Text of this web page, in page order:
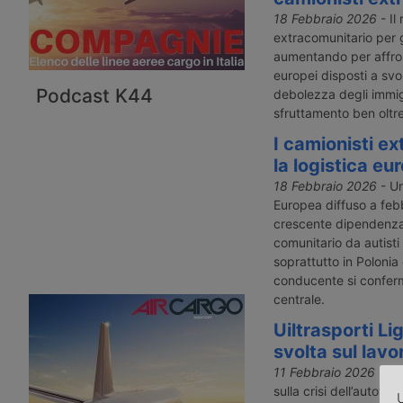
Podcast K44
18 Febbraio 2026 - Il
extracomunitario per
aumentando per
europei disposti a
debolezza degli
sfruttamento ben
I camionisti
la logistica
18 Febbraio 2026 -
Europea diffuso a
crescente
comunitario da
soprattutto in Polonia
conducente si
centrale.
Uiltrasporti
svolta sul
11 Febbraio 2026
sulla crisi